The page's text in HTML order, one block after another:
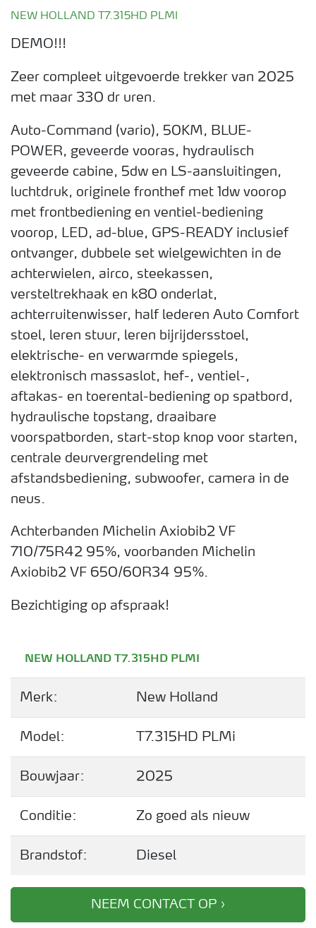
NEW HOLLAND T7.315HD PLMI
DEMO!!!
Zeer compleet uitgevoerde trekker van 2025
met maar 330 dr uren.
Auto-Command (vario), 50KM, BLUE-
POWER, geveerde vooras, hydraulisch
geveerde cabine, 5dw en LS-aansluitingen,
luchtdruk, originele fronthef met 1dw voorop
met frontbediening en ventiel-bediening
voorop, LED, ad-blue, GPS-READY inclusief
ontvanger, dubbele set wielgewichten in de
achterwielen, airco, steekassen,
versteltrekhaak en k80 onderlat,
achterruitenwisser, half lederen Auto Comfort
stoel, leren stuur, leren bijrijdersstoel,
elektrische- en verwarmde spiegels,
elektronisch massaslot, hef-, ventiel-,
aftakas- en toerental-bediening op spatbord,
hydraulische topstang, draaibare
voorspatborden, start-stop knop voor starten,
centrale deurvergrendeling met
afstandsbediening, subwoofer, camera in de
neus.
Achterbanden Michelin Axiobib2 VF
710/75R42 95%, voorbanden Michelin
Axiobib2 VF 650/60R34 95%.
Bezichtiging op afspraak!
NEW HOLLAND T7.315HD PLMI
Merk:
New Holland
Model:
T7.315HD PLMi
Bouwjaar:
2025
Conditie:
Zo goed als nieuw
Brandstof:
Diesel
NEEM CONTACT OP ›